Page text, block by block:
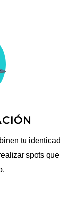
tu identidad
spots que